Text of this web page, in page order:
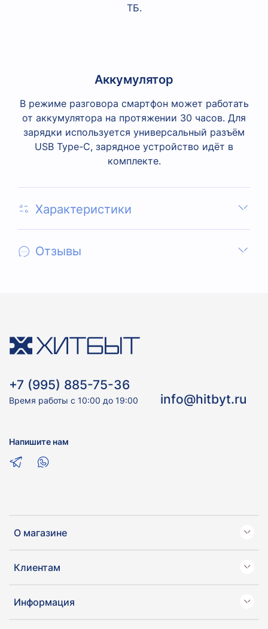
ТБ.
Аккумулятор
В режиме разговора смартфон может работать
от аккумулятора на протяжении 30 часов. Для
зарядки используется универсальный разъём
USB Type-C, зарядное устройство идёт в
комплекте.
Характеристики
Отзывы
О магазине
Клиентам
Информация
+7 (995) 885-75-36
Время работы с 10:00 до 19:00 info@hitbyt.ru
Напишите нам